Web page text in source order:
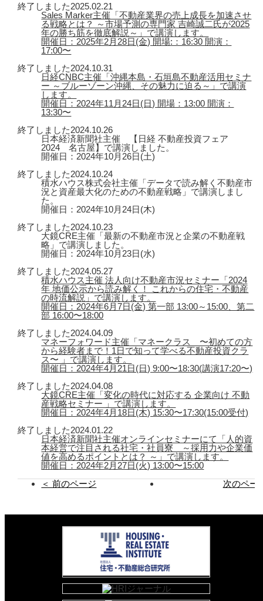
終了しました2025.02.21
Sales Marker主催「不動産業界の売上成長を加速させ
る戦略とは？ ～市場予測の専門家 吉崎誠二氏が2025
年の勝ち筋を徹底解説～」で講演します。
開催日：2025年2月28日(金) 開場:：16:30 開演：
17:00〜
終了しました2024.10.31
日経CNBC主催「沖縄本島・石垣島不動産活用セミナ
ー ～ブルーゾーン沖縄、その魅力に迫る～」で講演
します。
開催日：2024年11月24日(日) 開場：13:00 開演：
13:30〜
終了しました2024.10.26
日本経済新聞社主催 【日経 不動産投資フェア
2024 名古屋】で講演しました。
開催日：2024年10月26日(土)
終了しました2024.10.24
積水ハウス株式会社主催「データで読み解く不動産市
況と資産最大化のための不動産戦略」で講演しまし
た。
開催日：2024年10月24日(木)
終了しました2024.10.23
大鏡CRE主催「最新の不動産市況と企業の不動産戦
略」で講演しました。
開催日：2024年10月23日(水)
終了しました2024.05.27
積水ハウス主催 法人向け不動産市況セミナー「2024
年 地価公示から読み解く！ これからの住宅・不動産
の時流解説」で講演します。
開催日：2024年6月7日(金) 第一部 13:00～15:00、第二
部 16:00〜18:00
終了しました2024.04.09
マネーフォワード主催「マネークラス 〜初めての方
から経験者まで！1日で知って学べる不動産投資クラ
ス〜 」で講演します。
開催日：2024年4月21日(日) 9:00〜18:30(講演17:20〜)
終了しました2024.04.08
大鏡CRE主催「変化の時代に対応する 企業向け 不動
産戦略セミナー 」で講演します。
開催日：2024年4月18日(木) 15:30〜17:30(15:00受付)
終了しました2024.01.22
日本経済新聞社主催オンラインセミナーにて「人的資
本経営で注目される社宅・社員寮 ～採用力や企業価
値を高めるポイントとは？ ～」で講演します。
開催日：2024年2月27日(火) 13:00〜15:00
＜ 前のページ
次のペー